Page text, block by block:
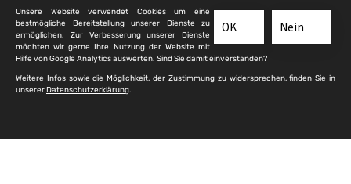
Bestattern.
Nein
OK
Unsere Website verwendet Cookies um eine
bestmögliche Bereitstellung unserer Dienste zu
ermöglichen. Zur Verbesserung unserer Dienste
möchten wir gerne Ihre Nutzung der Website mit
Hilfe von Google Analytics auswerten. Sind Sie damit einverstanden?
Weitere Infos sowie die Möglichkeit, der Zustimmung zu widersprechen, finden Sie in
unsererDatenschutzerklärung.